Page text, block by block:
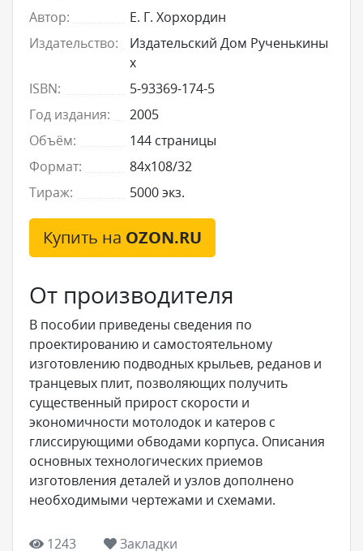
Автор:
Е. Г. Хорхордин
Издательство:
Издательский Дом Рученькины
х
ISBN:
5-93369-174-5
Год издания:
2005
Объём:
144 страницы
Формат:
84x108/32
Тираж:
5000 экз.
Купить на OZON.RU
От производителя
В пособии приведены сведения по
проектированию и самостоятельному
изготовлению подводных крыльев, реданов и
транцевых плит, позволяющих получить
существенный прирост скорости и
экономичности мотолодок и катеров с
глиссирующими обводами корпуса. Описания
основных технологических приемов
изготовления деталей и узлов дополнено
необходимыми чертежами и схемами.
1243
Закладки